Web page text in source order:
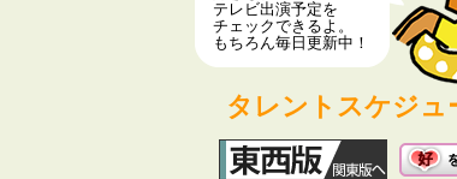
テレビ出演予定を
チェックできるよ。
もちろん毎日更新中！
タレントスケジュ